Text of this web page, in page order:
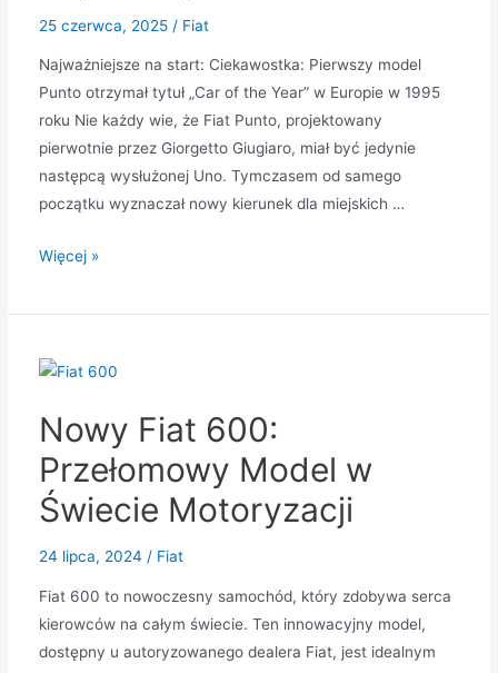
25 czerwca, 2025/ Fiat
Najważniejsze na start: Ciekawostka: Pierwszy model
Punto otrzymał tytuł „Car of the Year” w Europie w 1995
roku Nie każdy wie, że Fiat Punto, projektowany
pierwotnie przez Giorgetto Giugiaro, miał być jedynie
następcą wysłużonej Uno. Tymczasem od samego
początku wyznaczał nowy kierunek dla miejskich …
Fiat
ponadczasowa
miejskiego
–
co
naprawdę
wiedzieć
Więcej »
Nowy Fiat 600:
Przełomowy Model w
Świecie Motoryzacji
24 lipca, 2024 / Fiat
Fiat 600 to nowoczesny samochód, który zdobywa serca
kierowców na całym świecie. Ten innowacyjny model,
dostępny u autoryzowanego dealera Fiat, jest idealnym